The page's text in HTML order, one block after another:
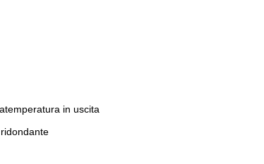
in uscita